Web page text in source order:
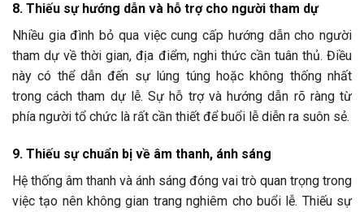
8. Thiếu sự hướng dẫn và hỗ trợ cho người tham dự
Nhiều gia đình bỏ qua việc cung cấp hướng dẫn cho người
tham dự về thời gian, địa điểm, nghi thức cần tuân thủ. Điều
này có thể dẫn đến sự lúng túng hoặc không thống nhất
trong cách tham dự lễ. Sự hỗ trợ và hướng dẫn rõ ràng từ
phía người tổ chức là rất cần thiết để buổi lễ diễn ra suôn sẻ.
9. Thiếu sự chuẩn bị về âm thanh, ánh sáng
Hệ thống âm thanh và ánh sáng đóng vai trò quan trọng trong
việc tạo nên không gian trang nghiêm cho buổi lễ. Thiếu sự